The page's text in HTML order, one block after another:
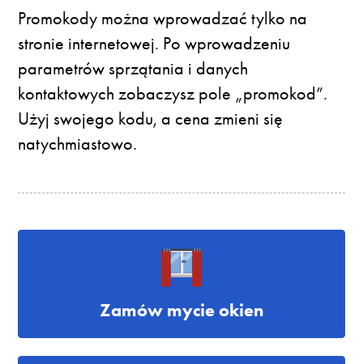
Promokody można wprowadzać tylko na
stronie internetowej. Po wprowadzeniu
parametrów sprzątania i danych
kontaktowych zobaczysz pole „promokod”.
Użyj swojego kodu, a cena zmieni się
natychmiastowo.
Zamów mycie okien